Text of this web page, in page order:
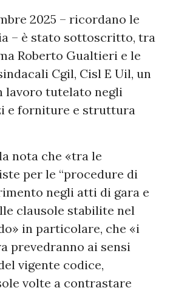
2025 – ricordano le
– è stato sottoscritto, tra
Roberto Gualtieri e le
Cgil, Cisl E Uil, un
lavoro tutelato negli
e forniture e struttura
nota che «tra le
per le “procedure di
negli atti di gara e
clausole stabilite nel
in particolare, che «i
prevedranno ai sensi
vigente codice,
volte a contrastare